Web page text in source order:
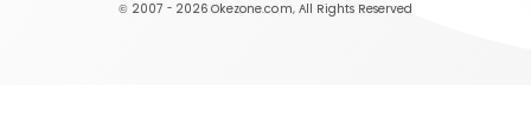
© 2007 - 2026 Okezone.com, All Rights Reserved